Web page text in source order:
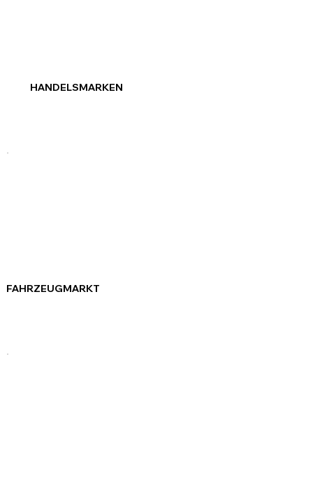
HANDELSMARKEN
FAHRZEUGMARKT